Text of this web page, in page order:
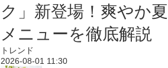
ク」新登場！爽やか夏
メニューを徹底解説
トレンド
2026-08-01 11:30